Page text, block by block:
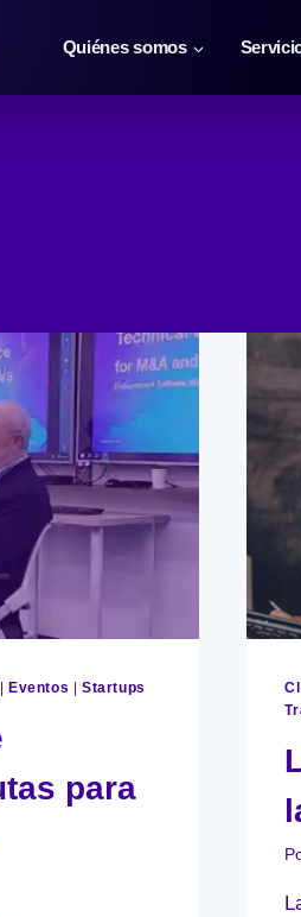
Quiénes somos
Eventos |Startups
para